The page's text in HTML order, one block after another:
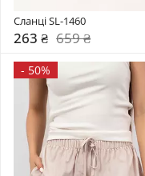
Сланці SL-1460
263 ₴ 659 ₴
- 50%